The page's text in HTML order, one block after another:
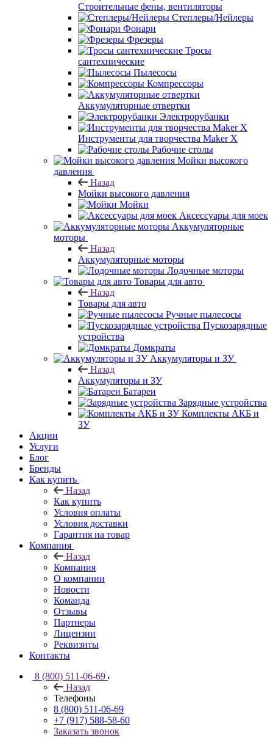
Строительные фены, вентиляторы
Степлеры/Нейлеры
Фонари
Фрезеры
Тросы
сантехнические
Пылесосы
Компрессоры
Аккумуляторные отвертки
Электрорубанки
Инструменты для творчества Maker X
Рабочие столы
Мойки высокого
давления
Назад
Мойки высокого давления
Мойки
Аксессуары для моек
Аккумуляторные
моторы
Назад
Аккумуляторные моторы
Лодочные моторы
Товары для авто
Назад
Товары для авто
Ручные пылесосы
Пускозарядные
устройства
Домкраты
Аккумуляторы и ЗУ
Назад
Аккумуляторы и ЗУ
Батареи
Зарядные устройства
Комплекты АКБ и
ЗУ
Акции
Услуги
Блог
Бренды
Как купить
Назад
Как купить
Условия оплаты
Условия доставки
Гарантия на товар
Компания
Назад
Компания
О компании
Новости
Команда
Отзывы
Партнеры
Лицензии
Реквизиты
Контакты
8 (800) 511-06-69
Назад
Телефоны
8 (800) 511-06-69
+7 (917) 588-58-60
Заказать звонок